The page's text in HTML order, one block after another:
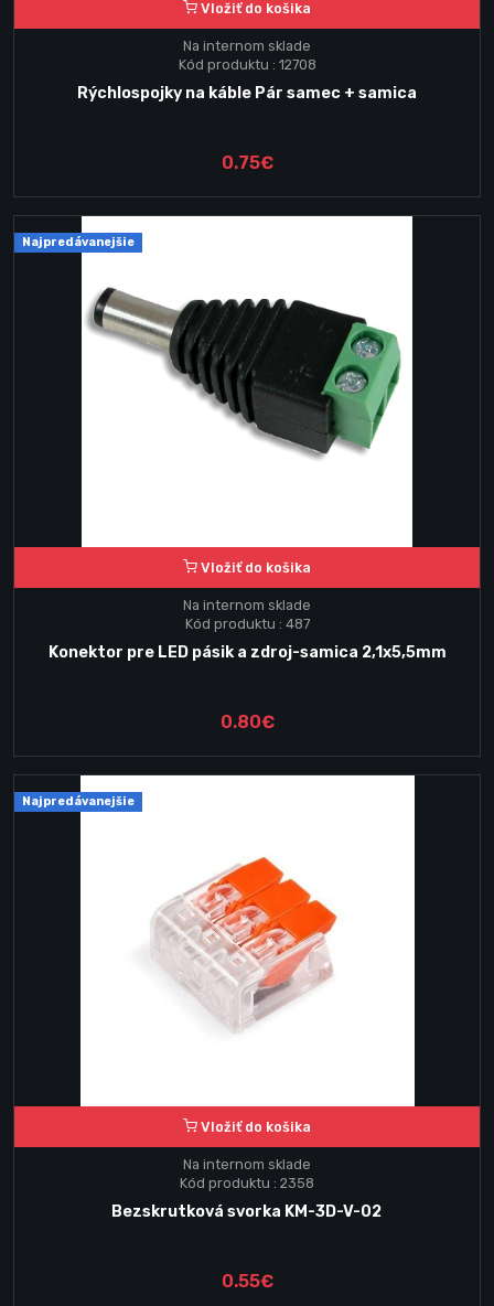
Vložiť do košika
Na internom sklade
Kód produktu : 12708
Rýchlospojky na káble Pár samec + samica
0.75€
Najpredávanejšie
Vložiť do košika
Na internom sklade
Kód produktu : 487
Konektor pre LED pásik a zdroj-samica 2,1x5,5mm
0.80€
Najpredávanejšie
Vložiť do košika
Na internom sklade
Kód produktu : 2358
Bezskrutková svorka KM-3D-V-02
0.55€